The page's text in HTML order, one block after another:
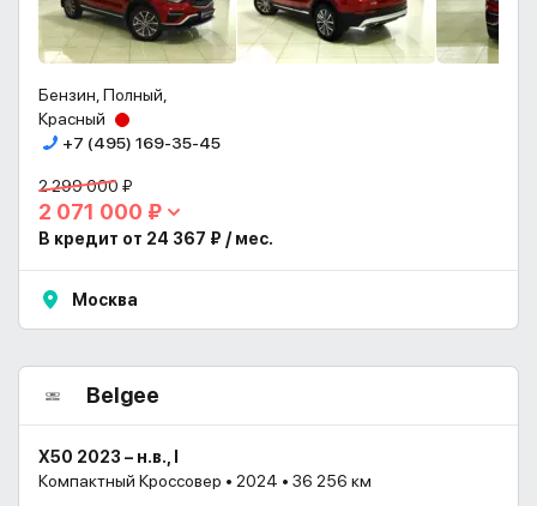
Бензин, Полный,
Красный
+7 (495) 169-35-45
2 299 000 ₽
2 071 000 ₽
В кредит от 24 367 ₽ / мес.
Москва
Belgee
X50 2023 – н.в., I
Компактный Кроссовер • 2024 • 36 256 км